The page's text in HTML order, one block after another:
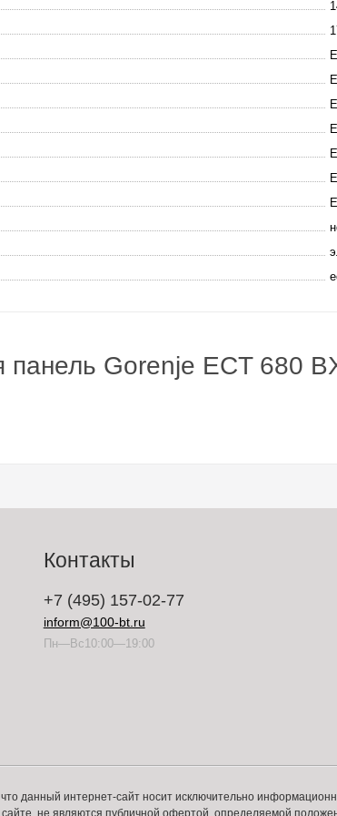
панель Gorenje ECT 680
Контакты
+7 (495) 157-02-77
inform@100-bt.ru
Пн—Вс10:00—19:00
данный интернет-сайт носит исключительно
не являются публичной офертой, определяемой